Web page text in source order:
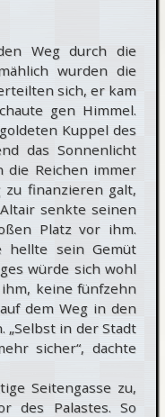
Weg durch die
wurden die
sich, er kam
gen Himmel.
Kuppel des
das Sonnenlicht
die Reichen immer
finanzieren galt,
senkte seinen
Platz vor ihm.
hellte sein Gemüt
würde sich wohl
keine fünfzehn
dem Weg in den
„Selbst in der Stadt
sicher“, dachte
Seitengasse zu,
des Palastes. So